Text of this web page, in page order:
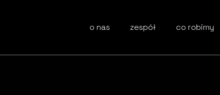
o nas zespół co robimy